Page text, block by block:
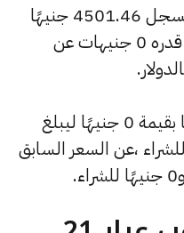
وتراجع سعر الأونصة بالدولار ليسجل 4501.46 جنيهًا
للبيع و0 جنيهًا للشراء، بتراجع قدره 0 جنيهات عن
وشهد سعر دولار الصاغة تراجعًا بقيمة 0 جنيهًا ليبلغ
و0 جنيهًا للشراء ،عن السعر السابق